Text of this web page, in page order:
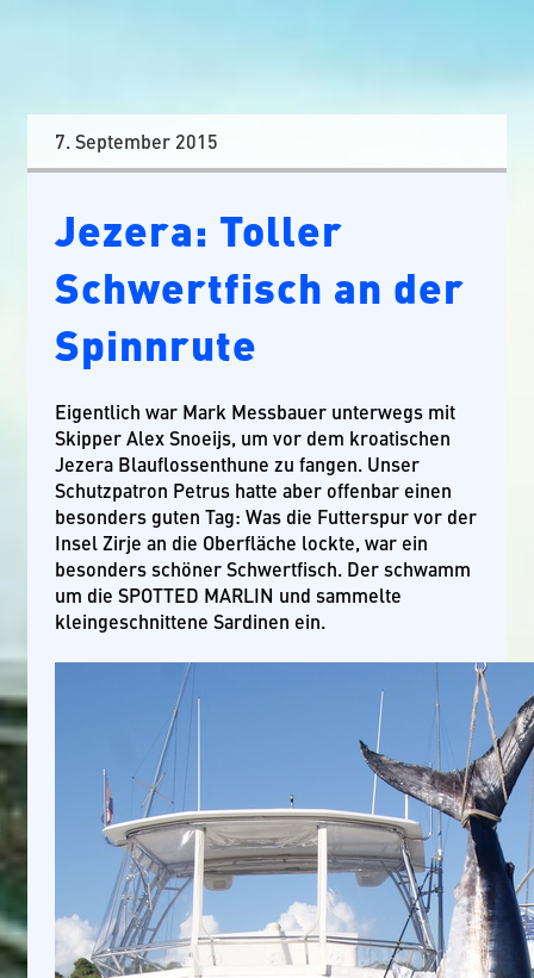
7. September 2015
Jezera: Toller
Schwertfisch an der
Spinnrute
Eigentlich war Mark Messbauer unterwegs mit
Skipper Alex Snoeijs, um vor dem kroatischen
Jezera Blauflossenthune zu fangen. Unser
Schutzpatron Petrus hatte aber offenbar einen
besonders guten Tag: Was die Futterspur vor der
Insel Zirje an die Oberfläche lockte, war ein
besonders schöner Schwertfisch. Der schwamm
um die SPOTTED MARLIN und sammelte
kleingeschnittene Sardinen ein.